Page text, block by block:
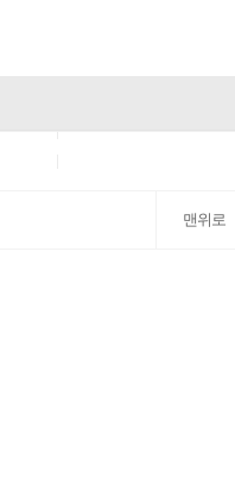
맨위로